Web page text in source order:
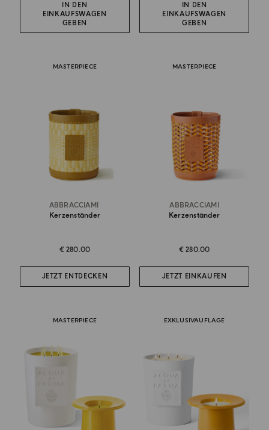
IN DEN
EINKAUFSWAGEN
GEBEN
IN DEN
EINKAUFSWAGEN
GEBEN
MASTERPIECE
ABBRACCIAMI
Kerzenständer
€ 280.00
JETZT ENTDECKEN
MASTERPIECE
ABBRACCIAMI
Kerzenständer
€ 280.00
JETZT EINKAUFEN
MASTERPIECE EXKLUSIVAUFLAGE